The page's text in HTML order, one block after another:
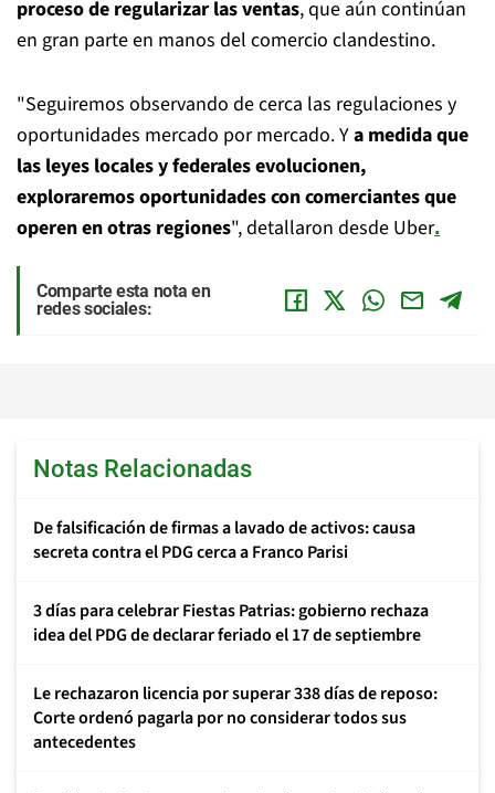
proceso de regularizar las ventas, que aún continúan
en gran parte en manos del comercio clandestino.
"Seguiremos observando de cerca las regulaciones y
oportunidades mercado por mercado. Ya medida que
las leyes locales y federales evolucionen,
exploraremos oportunidades con comerciantes que
operen en otras regiones", detallaron desde Uber.
Comparte esta nota en
redes sociales:
Notas Relacionadas
De falsificación de firmas a lavado de activos: causa
secreta contra el PDG cerca a Franco Parisi
3 días para celebrar Fiestas Patrias: gobierno rechaza
idea del PDG de declarar feriado el 17 de septiembre
Le rechazaron licencia por superar 338 días de reposo:
Corte ordenó pagarla por no considerar todos sus
antecedentes